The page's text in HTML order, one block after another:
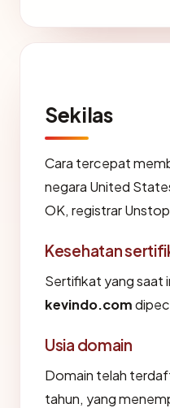
Sekilas
Cara tercepat
negara United
OK, registrar
Kesehatan
Sertifikat yang saat
kevindo.com
Usia domain
Domain telah
tahun, yang